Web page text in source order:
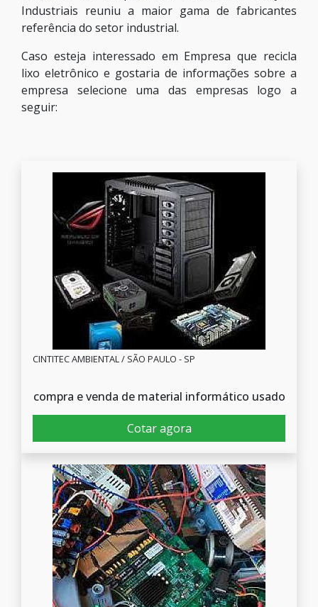
Industriais reuniu a maior gama de fabricantes
referência do setor industrial.
Caso esteja interessado em Empresa que recicla
lixo eletrônico e gostaria de informações sobre a
empresa selecione uma das empresas logo a
seguir:
CINTITEC AMBIENTAL / SÃO PAULO - SP
compra e venda de material informático usado
Cotar agora